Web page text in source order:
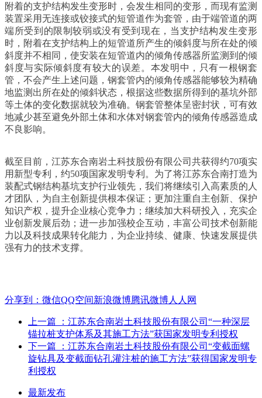
附着的支护结构发生变形时，会发生相同的变形，而现有监测
装置采用无连接或铰接式的短管道作为套管，由于端管道的两
端所受到的限制较弱或没有受到现在，当支护结构发生变形
时，附着在支护结构上的短管道所产生的倾斜度与所在处的倾
斜度并不相同，使安装在短管道内的倾角传感器所监测到的倾
斜度与实际倾斜度有较大的误差。本发明中，只有一根钢套
管，不会产生上述问题，钢套管内的倾角传感器能够较为精确
地监测出所在处的倾斜状态，根据这些数据所得到的基坑外部
等土体的变化数据就较为准确。钢套管整体呈密封状，可有效
地减少甚至避免外部土体和水体对钢套管内的倾角传感器造成
不良影响。
截至目前，江苏东合南岩土科技股份有限公司共获得约70项实
用新型专利，约50项国家发明专利。为了将江苏东合南打造为
装配式钢结构基坑支护行业领先，我们将继续引入高素质的人
才团队，为自主创新提供根本保证；更加注重自主创新、保护
知识产权，提升企业核心竞争力；继续加大科研投入，充实企
业创新发展后劲；进一步加强校企互动，丰富公司技术创新能
力以及科技成果转化能力，为企业持续、健康、快速发展提供
强有力的技术支撑。
分享到： 微信QQ空间新浪微博腾讯微博人人网
上一篇
：江苏东合南岩土科技股份有限公司“一种深层
锚拉桩支护体系及其施工方法”获国家发明专利授权
下一篇
：江苏东合南岩土科技股份有限公司“变截面螺
旋钻具及变截面钻孔灌注桩的施工方法”获得国家发明专
利授权
最新发布